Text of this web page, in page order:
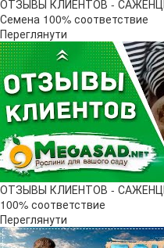
ОТЗЫВЫ КЛИЕНТОВ -
Семена 100% соответствие
Переглянути
ОТЗЫВЫ КЛИЕНТОВ -
100% соответствие
Переглянути